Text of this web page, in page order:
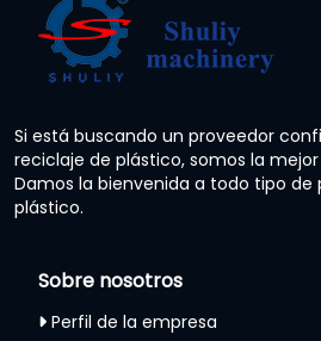
Si está buscando un proveedor
reciclaje de plástico, somos la
Damos la bienvenida a todo tipo de
plástico.
Sobre nosotros
Perfil de la empresa